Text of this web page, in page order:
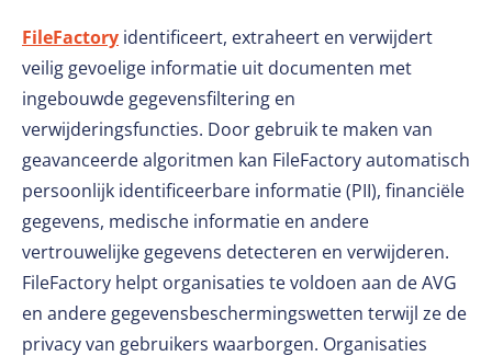
FileFactory identificeert, extraheert en verwijdert
veilig gevoelige informatie uit documenten met
ingebouwde gegevensfiltering en
verwijderingsfuncties. Door gebruik te maken van
geavanceerde algoritmen kan FileFactory automatisch
persoonlijk identificeerbare informatie (PII), financiële
gegevens, medische informatie en andere
vertrouwelijke gegevens detecteren en verwijderen.
FileFactory helpt organisaties te voldoen aan de AVG
en andere gegevensbeschermingswetten terwijl ze de
privacy van gebruikers waarborgen. Organisaties